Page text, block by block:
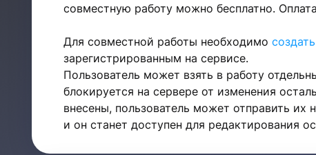
совместную работу можно бесплатно.
Для совместной работы необходимо
зарегистрированным на сервисе.
Пользователь может взять в работу
блокируется на сервере от изменения
внесены, пользователь может отправить их
и он станет доступен для редактирования